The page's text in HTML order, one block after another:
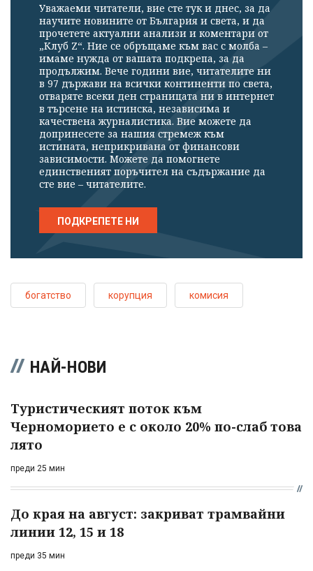
Уважаеми читатели, вие сте тук и днес, за да
научите новините от България и света, и да
прочетете актуални анализи и коментари от
„Клуб Z“. Ние се обръщаме към вас с молба –
имаме нужда от вашата подкрепа, за да
продължим. Вече години вие, читателите ни
в 97 държави на всички континенти по света,
отваряте всеки ден страницата ни в интернет
в търсене на истинска, независима и
качествена журналистика. Вие можете да
допринесете за нашия стремеж към
истината, неприкривана от финансови
зависимости. Можете да помогнете
единственият поръчител на съдържание да
сте вие – читателите.
ПОДКРЕПЕТЕ НИ
богатство корупция комисия
НАЙ-НОВИ
Туристическият поток към
Черноморието е с около 20% по-слаб това
лято
преди 25 мин
До края на август: закриват трамвайни
линии 12, 15 и 18
преди 35 мин